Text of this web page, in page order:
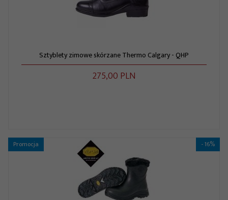
Sztyblety zimowe skórzane Thermo Calgary - QHP
275,00 PLN
Promocja - 16%